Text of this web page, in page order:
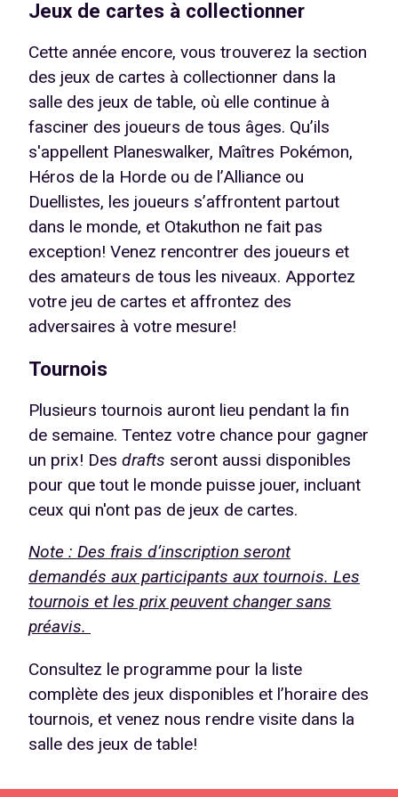
Jeux de cartes à collectionner
Cette année encore, vous trouverez la section
des jeux de cartes à collectionner dans la
salle des jeux de table, où elle continue à
fasciner des joueurs de tous âges. Qu’ils
s'appellent Planeswalker, Maîtres Pokémon,
Héros de la Horde ou de l’Alliance ou
Duellistes, les joueurs s’affrontent partout
dans le monde, et Otakuthon ne fait pas
exception! Venez rencontrer des joueurs et
des amateurs de tous les niveaux. Apportez
votre jeu de cartes et affrontez des
adversaires à votre mesure!
Tournois
Plusieurs tournois auront lieu pendant la fin
de semaine. Tentez votre chance pour gagner
un prix! Des drafts seront aussi disponibles
pour que tout le monde puisse jouer, incluant
ceux qui n'ont pas de jeux de cartes.
Note : Des frais d’inscription seront
demandés aux participants aux tournois. Les
tournois et les prix peuvent changer sans
préavis.
Consultez le programme pour la liste
complète des jeux disponibles et l’horaire des
tournois, et venez nous rendre visite dans la
salle des jeux de table!